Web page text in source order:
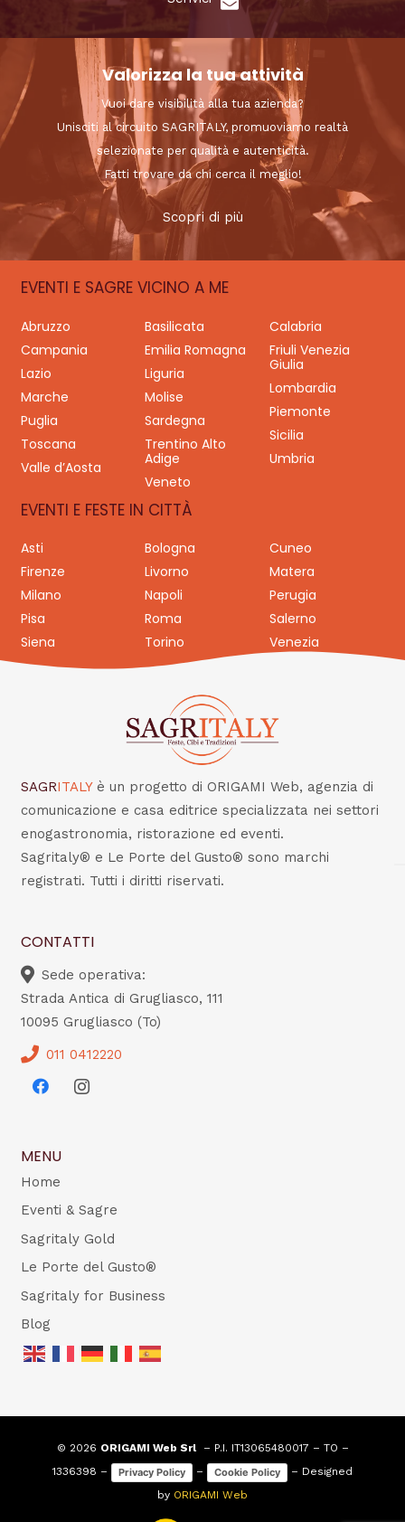
Valorizza la tua attività
Vuoi dare visibilità alla tua azienda?
Unisciti al circuito SAGRITALY, promuoviamo realtà
selezionate per qualità e autenticità.
Fatti trovare da chi cerca il meglio!
Scopri di più
EVENTI E SAGRE VICINO A ME
Abruzzo Basilicata
Calabria
Campania
Emilia Romagna
Friuli Venezia
Giulia
Lazio
Liguria
Lombardia
Marche
Molise
Piemonte
Puglia
Sardegna
Sicilia
Toscana
Trentino Alto
Adige
Umbria
Valle d’Aosta
Veneto
EVENTI E FESTE IN CITTÀ
Asti Bologna
Cuneo
Firenze
Livorno
Matera
Milano
Napoli
Perugia
Pisa
Roma
Salerno
Siena
Torino Venezia
SAGRITALY è un progetto di ORIGAMI Web, agenzia di
comunicazione e casa editrice specializzata nei settori
enogastronomia, ristorazione ed eventi.
Sagritaly® e Le Porte del Gusto® sono marchi
registrati. Tutti i diritti riservati.
CONTATTI
Sede operativa:
Strada Antica di Grugliasco, 111
10095 Grugliasco (To)
011 0412220
MENU
Home
Eventi & Sagre
Sagritaly Gold
Le Porte del Gusto®
Sagritaly for Business
Blog
© 2026 ORIGAMI Web Srl– P.I. IT13065480017 – TO –
1336398 –
Privacy Policy – Cookie Policy
– Designed
by ORIGAMI Web